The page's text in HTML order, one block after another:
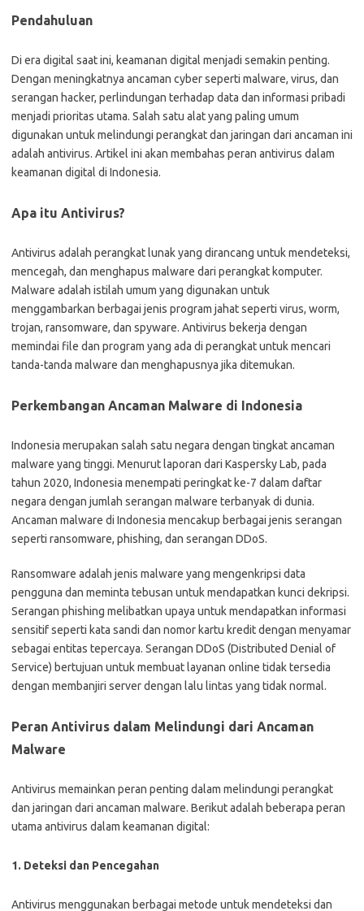
Pendahuluan
Di era digital saat ini, keamanan digital menjadi semakin penting.
Dengan meningkatnya ancaman cyber seperti malware, virus, dan
serangan hacker, perlindungan terhadap data dan informasi pribadi
menjadi prioritas utama. Salah satu alat yang paling umum
digunakan untuk melindungi perangkat dan jaringan dari ancaman ini
adalah antivirus. Artikel ini akan membahas peran antivirus dalam
keamanan digital di Indonesia.
Apa itu Antivirus?
Antivirus adalah perangkat lunak yang dirancang untuk mendeteksi,
mencegah, dan menghapus malware dari perangkat komputer.
Malware adalah istilah umum yang digunakan untuk
menggambarkan berbagai jenis program jahat seperti virus, worm,
trojan, ransomware, dan spyware. Antivirus bekerja dengan
memindai file dan program yang ada di perangkat untuk mencari
tanda-tanda malware dan menghapusnya jika ditemukan.
Perkembangan Ancaman Malware di Indonesia
Indonesia merupakan salah satu negara dengan tingkat ancaman
malware yang tinggi. Menurut laporan dari Kaspersky Lab, pada
tahun 2020, Indonesia menempati peringkat ke-7 dalam daftar
negara dengan jumlah serangan malware terbanyak di dunia.
Ancaman malware di Indonesia mencakup berbagai jenis serangan
seperti ransomware, phishing, dan serangan DDoS.
Ransomware adalah jenis malware yang mengenkripsi data
pengguna dan meminta tebusan untuk mendapatkan kunci dekripsi.
Serangan phishing melibatkan upaya untuk mendapatkan informasi
sensitif seperti kata sandi dan nomor kartu kredit dengan menyamar
sebagai entitas tepercaya. Serangan DDoS (Distributed Denial of
Service) bertujuan untuk membuat layanan online tidak tersedia
dengan membanjiri server dengan lalu lintas yang tidak normal.
Peran Antivirus dalam Melindungi dari Ancaman
Malware
Antivirus memainkan peran penting dalam melindungi perangkat
dan jaringan dari ancaman malware. Berikut adalah beberapa peran
utama antivirus dalam keamanan digital:
1. Deteksi dan Pencegahan
Antivirus menggunakan berbagai metode untuk mendeteksi dan